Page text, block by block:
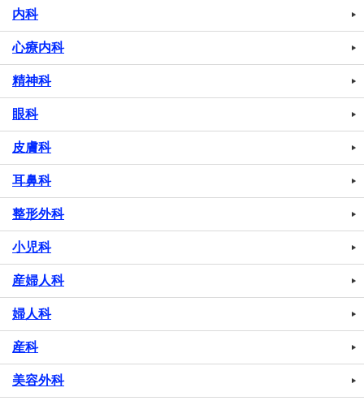
内科
心療内科
精神科
眼科
皮膚科
耳鼻科
整形外科
小児科
産婦人科
婦人科
産科
美容外科